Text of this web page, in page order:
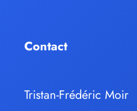
Contact
Tristan-Frédéric Moir